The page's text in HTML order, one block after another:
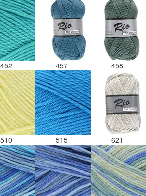
452 457 458
510 515 621